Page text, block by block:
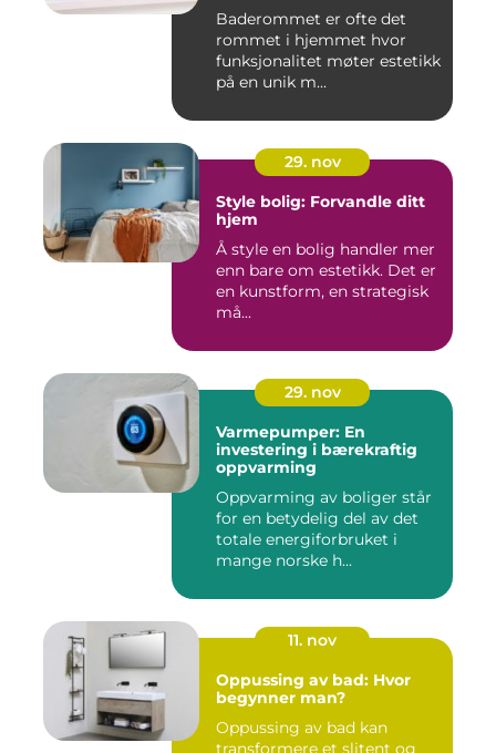
Baderommet er ofte det
rommet i hjemmet hvor
funksjonalitet møter estetikk
på en unik m...
29. nov
Style bolig: Forvandle ditt
hjem
Å style en bolig handler mer
enn bare om estetikk. Det er
en kunstform, en strategisk
må...
29. nov
Varmepumper: En
investering i bærekraftig
oppvarming
Oppvarming av boliger står
for en betydelig del av det
totale energiforbruket i
mange norske h...
11. nov
Oppussing av bad: Hvor
begynner man?
Oppussing av bad kan
transformere et slitent og